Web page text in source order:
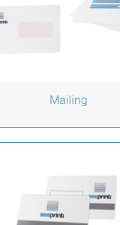
Mailing